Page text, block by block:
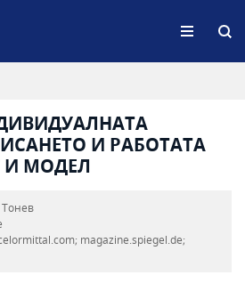
И РАБОТАТА
И МОДЕЛ
magazine.spiegel.de;